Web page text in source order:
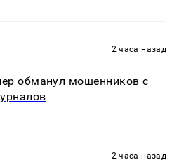
2 часа назад
обманул мошенников с
2 часа назад